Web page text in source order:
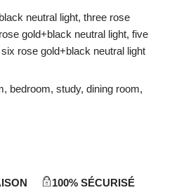
neutral light, three rose
gold+black neutral light, five
rose gold+black neutral light
bedroom, study, dining room,
100% SÉCURISÉ